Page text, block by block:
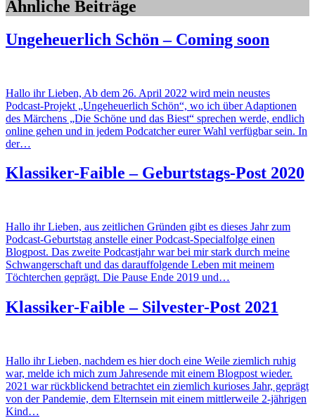
Ähnliche Beiträge
Ungeheuerlich Schön – Coming soon
Hallo ihr Lieben, Ab dem 26. April 2022 wird mein neustes
Podcast-Projekt „Ungeheuerlich Schön“, wo ich über Adaptionen
des Märchens „Die Schöne und das Biest“ sprechen werde, endlich
online gehen und in jedem Podcatcher eurer Wahl verfügbar sein. In
der…
Klassiker-Faible – Geburtstags-Post 2020
Hallo ihr Lieben, aus zeitlichen Gründen gibt es dieses Jahr zum
Podcast-Geburtstag anstelle einer Podcast-Specialfolge einen
Blogpost. Das zweite Podcastjahr war bei mir stark durch meine
Schwangerschaft und das darauffolgende Leben mit meinem
Töchterchen geprägt. Die Pause Ende 2019 und…
Klassiker-Faible – Silvester-Post 2021
Hallo ihr Lieben, nachdem es hier doch eine Weile ziemlich ruhig
war, melde ich mich zum Jahresende mit einem Blogpost wieder.
2021 war rückblickend betrachtet ein ziemlich kurioses Jahr, geprägt
von der Pandemie, dem Elternsein mit einem mittlerweile 2-jährigen
Kind…